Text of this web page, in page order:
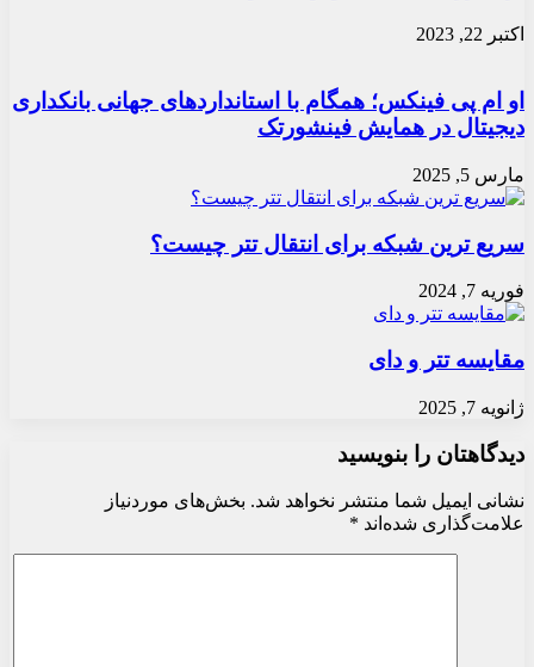
اکتبر 22, 2023
او ام پی فینکس؛ همگام با استانداردهای جهانی بانکداری
دیجیتال در همایش فینشورتک
مارس 5, 2025
سریع ترین شبکه برای انتقال تتر چیست؟
فوریه 7, 2024
مقایسه تتر و دای
ژانویه 7, 2025
دیدگاهتان را بنویسید
نشانی ایمیل شما منتشر نخواهد شد. بخش‌های موردنیاز
علامت‌گذاری شده‌اند *